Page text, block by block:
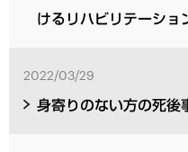
けるリハビリテーショ
2022/03/29
身寄りのない方の死後